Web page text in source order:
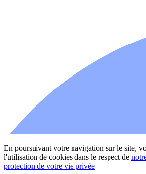
En poursuivant votre navigation sur le site,
l'utilisation de cookies dans le respect de
protection de votre vie privée